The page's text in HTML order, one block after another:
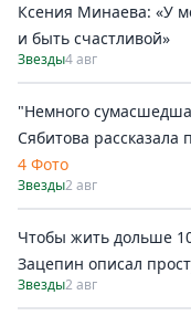
Ксения Минаева: «У
и быть счастливой»
Звезды4 авг
"Немного
Сябитова
4 Фото
Звезды2 авг
Чтобы жить дольше
Зацепин описал
Звезды2 авг